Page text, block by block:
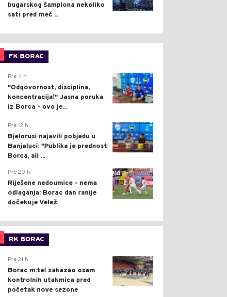
bugarskog šampiona nekoliko
sati pred meč ...
FK BORAC
0
Pre 11 h
"Odgovornost, disciplina,
koncentracija!" Jasna poruka
iz Borca - ovo je...
0
Pre 12 h
Bjelorusi najavili pobjedu u
Banjaluci: "Publika je prednost
Borca, ali ...
0
Pre 20 h
Riješene nedoumice - nema
odlaganja: Borac dan ranije
dočekuje Velež
RK BORAC
0
Pre 21 h
Borac m:tel zakazao osam
kontrolnih utakmica pred
početak nove sezone